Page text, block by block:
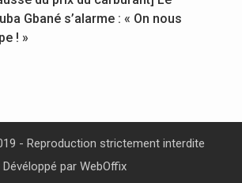
Gbané s’alarme : « On nous
! »
- Reproduction strictement interdite
Dévéloppé par WebOffix